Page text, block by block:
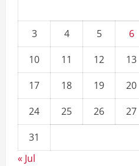
3
4 5 6
10
11 12 13
17
18 19 20
24
25 26 27
31
« Jul